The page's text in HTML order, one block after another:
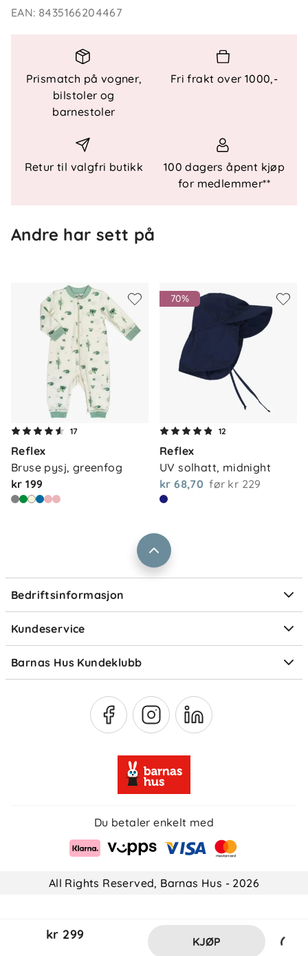
Spesielle funksjoner
Polariserte UV400 linser
Silikon på neseparti
Fleksibel ramme
Justerbart elastisk bånd
Oppbevaringspose inkludert
EAN: 8435166204467
Prismatch på vogner,
bilstoler og
barnestoler
Fri frakt over 1000,-
Retur til valgfri butikk
100 dagers åpent kjøp
for medlemmer**
Andre har sett på
17
Reflex
Bruse pysj, greenfog
kr 199
70%
12
Reflex
UV solhatt, midnight
kr 68,70 før kr 229
Bedriftsinformasjon
Om oss
Våre butikker
Vårt samfunnsansvar
Jobbe i Barnas Hus
Størrelsesguider
Kundeservice
Kontakt oss
Frakt og levering
Retur og reklamasjon
Salgsbetingelser
Ofte stilte spørsmål
Om Klarna
Barnas Hus Kundeklubb
Medlemsvilkår
Du betaler enkelt med
All Rights Reserved, Barnas Hus - 2026
kr 299 KJØP